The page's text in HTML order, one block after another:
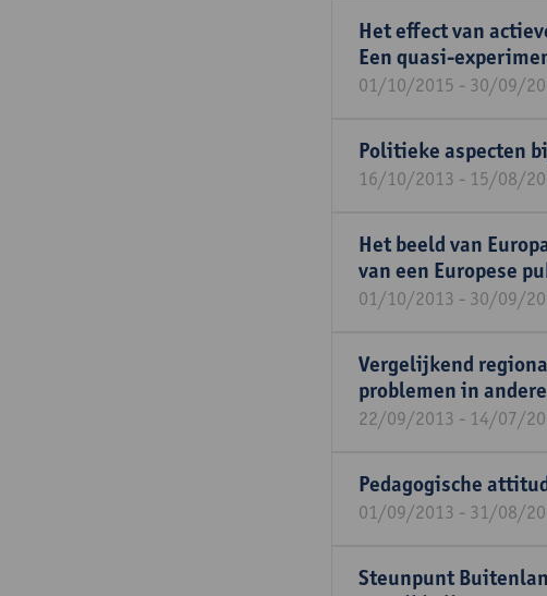
Het effect van
Een quasi-
01/10/2015 - 30/09/
Politieke aspecten
16/10/2013 - 15/08/
Het beeld van
van een Europese
01/10/2013 - 30/09/
Vergelijkend
problemen in
22/09/2013 - 14/07/
Pedagogische
01/09/2013 - 31/08/
Steunpunt